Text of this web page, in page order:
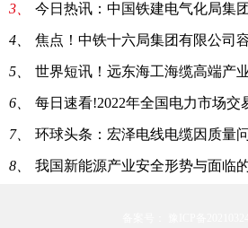
3、 今日热讯：中国铁建电气化局集团有限公司第三分公司北京地
4、 焦点！中铁十六局集团有限公司容西G单元安置房及配套设施项目
5、 世界短讯！远东海工海缆高端产业基地项目
6、 每日速看!2022年全国电力市场交
7、 环球头条：宏泽电线电缆因质量问题被
8、 我国新能源产业安全形势与面临